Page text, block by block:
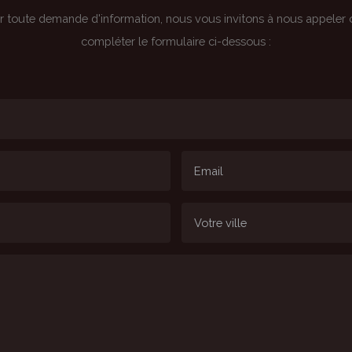
toute demande d'information, nous vous invitons à nous appeler
compléter le formulaire ci-dessous :